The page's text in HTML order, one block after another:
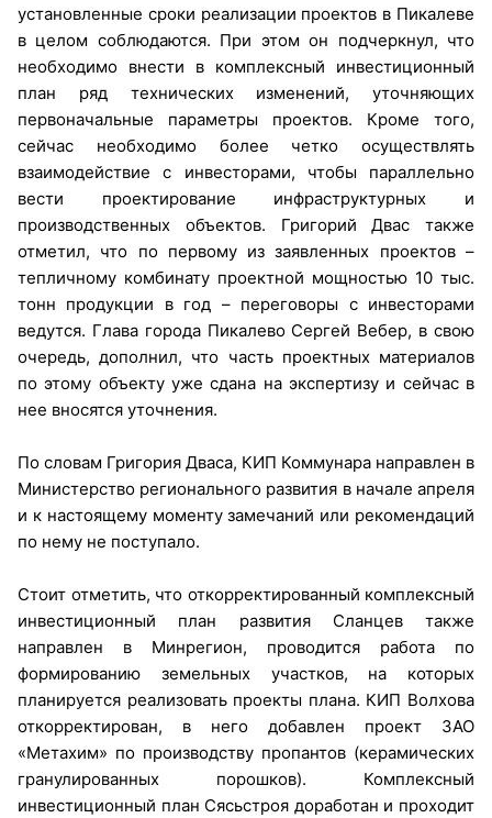
установленные сроки реализации проектов в Пикалеве
в целом соблюдаются. При этом он подчеркнул, что
необходимо внести в комплексный инвестиционный
план ряд технических изменений, уточняющих
первоначальные параметры проектов. Кроме того,
сейчас необходимо более четко осуществлять
взаимодействие с инвесторами, чтобы параллельно
вести проектирование инфраструктурных и
производственных объектов. Григорий Двас также
отметил, что по первому из заявленных проектов –
тепличному комбинату проектной мощностью 10 тыс.
тонн продукции в год – переговоры с инвесторами
ведутся. Глава города Пикалево Сергей Вебер, в свою
очередь, дополнил, что часть проектных материалов
по этому объекту уже сдана на экспертизу и сейчас в
нее вносятся уточнения.
По словам Григория Дваса, КИП Коммунара направлен в
Министерство регионального развития в начале апреля
и к настоящему моменту замечаний или рекомендаций
по нему не поступало.
Стоит отметить, что откорректированный комплексный
инвестиционный план развития Сланцев также
направлен в Минрегион, проводится работа по
формированию земельных участков, на которых
планируется реализовать проекты плана. КИП Волхова
откорректирован, в него добавлен проект ЗАО
«Метахим» по производству пропантов (керамических
гранулированных порошков). Комплексный
инвестиционный план Сясьстроя доработан и проходит